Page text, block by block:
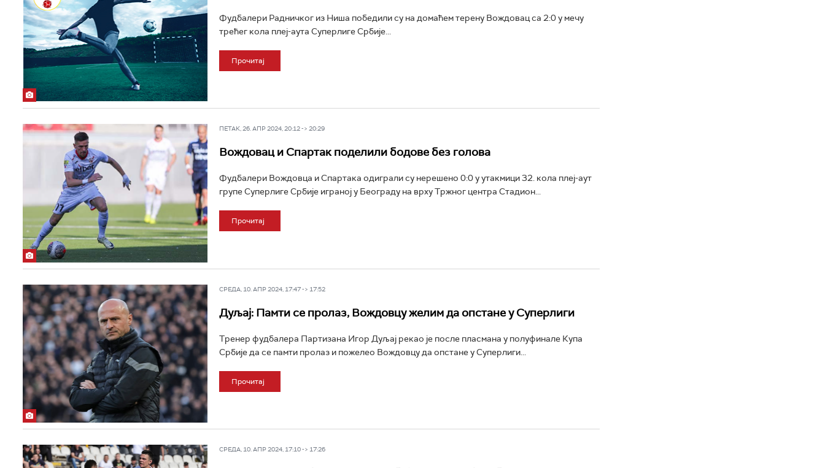
Фудбалери Радничког из Ниша победили су на домаћем терену Вождовац са 2:0 у мечу
трећег кола плеј-аута Суперлиге Србије...
Прочитај
ПЕТАК, 26. АПР 2024, 20:12 -> 20:29
Вождовац и Спартак поделили бодове без голова
Фудбалери Вождовца и Спартака одиграли су нерешено 0:0 у утакмици 32. кола плеј-аут
групе Суперлиге Србије играној у Београду на врху Тржног центра Стадион...
Прочитај
СРЕДА, 10. АПР 2024, 17:47 -> 17:52
Дуљај: Памти се пролаз, Вождовцу желим да опстане у Суперлиги
Тренер фудбалера Партизана Игор Дуљај рекао је после пласмана у полуфинале Купа
Србије да се памти пролаз и пожелео Вождовцу да опстане у Суперлиги...
Прочитај
СРЕДА, 10. АПР 2024, 17:10 -> 17:26